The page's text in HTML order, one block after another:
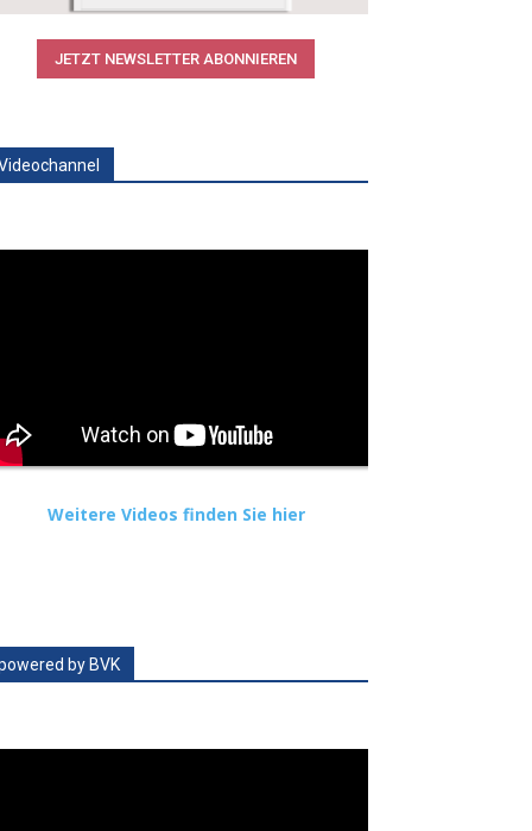
JETZT NEWSLETTER ABONNIEREN
Weitere Videos finden Sie hier
by BVK